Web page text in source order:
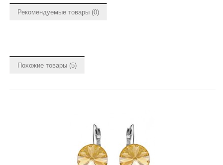
Рекомендуемые товары (0)
Похожие товары (5)